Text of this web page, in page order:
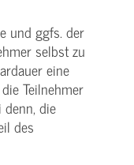
und ggfs. der
selbst zu
eine
Teilnehmer
die
des